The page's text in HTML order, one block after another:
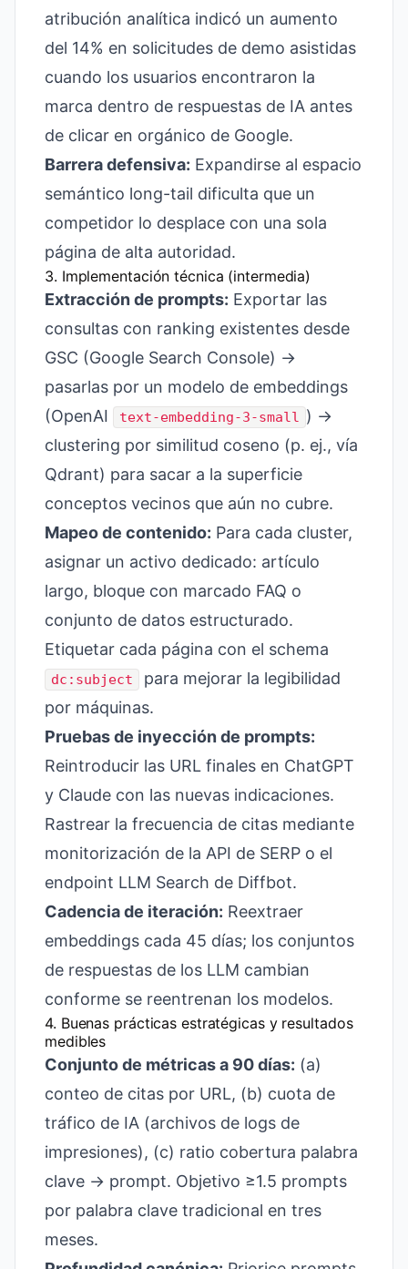
atribución analítica indicó un aumento
del 14% en solicitudes de demo asistidas
cuando los usuarios encontraron la
marca dentro de respuestas de IA antes
de clicar en orgánico de Google.
Barrera defensiva: Expandirse al espacio
semántico long-tail dificulta que un
competidor lo desplace con una sola
página de alta autoridad.
3. Implementación técnica (intermedia)
Extracción de prompts: Exportar las
consultas con ranking existentes desde
GSC (Google Search Console) →
pasarlas por un modelo de embeddings
(OpenAI
text-embedding-3-small ) →
clustering por similitud coseno (p. ej., vía
Qdrant) para sacar a la superficie
conceptos vecinos que aún no cubre.
Mapeo de contenido: Para cada cluster,
asignar un activo dedicado: artículo
largo, bloque con marcado FAQ o
conjunto de datos estructurado.
Etiquetar cada página con el schema
dc:subject
para mejorar la legibilidad
por máquinas.
Pruebas de inyección de prompts:
Reintroducir las URL finales en ChatGPT
y Claude con las nuevas indicaciones.
Rastrear la frecuencia de citas mediante
monitorización de la API de SERP o el
endpoint LLM Search de Diffbot.
Cadencia de iteración: Reextraer
embeddings cada 45 días; los conjuntos
de respuestas de los LLM cambian
conforme se reentrenan los modelos.
4. Buenas prácticas estratégicas y resultados
medibles
Conjunto de métricas a 90 días: (a)
conteo de citas por URL, (b) cuota de
tráfico de IA (archivos de logs de
impresiones), (c) ratio cobertura palabra
clave → prompt. Objetivo ≥1.5 prompts
por palabra clave tradicional en tres
meses.